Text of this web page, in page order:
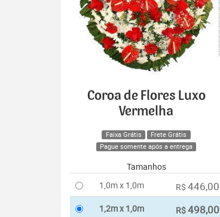
Coroa de Flores Luxo
Vermelha
Faixa Grátis
Frete Grátis
Pague somente após a entrega
Tamanhos
1,0m x 1,0m
R$ 446,00
1,2m x 1,0m R$498,00